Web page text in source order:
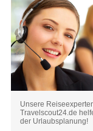
Unsere
Travelscout24.de
der Urlaubsplanung!